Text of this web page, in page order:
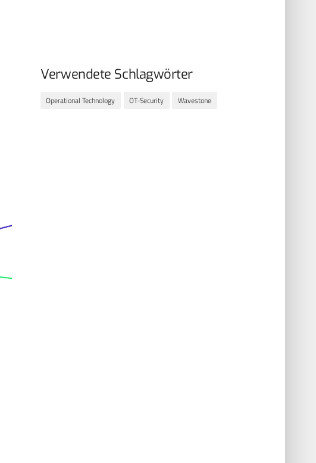
Verwendete Schlagwörter
Operational Technology OT-Security Wavestone